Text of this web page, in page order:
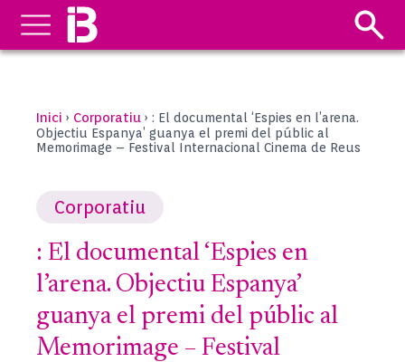
Inici › Corporatiu › : El documental ‘Espies en l’arena.
Objectiu Espanya’ guanya el premi del públic al
Memorimage – Festival Internacional Cinema de Reus
Corporatiu
: El documental ‘Espies en
l’arena. Objectiu Espanya’
guanya el premi del públic al
Memorimage – Festival